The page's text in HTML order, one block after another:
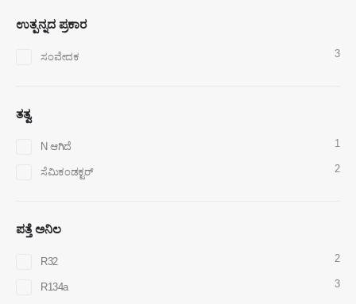
ಉತ್ಪನ್ನದ ಪ್ರಕಾರ
ಸಂವೇದಕ 3
ತತ್ವ
N ಆಗಿದೆ 1
ಸೆಮಿಕಂಡಕ್ಟರ್ 2
ಪತ್ತೆ ಅನಿಲ
R32 2
R134a 3
ಇಮೇಲ್ ಕಳುಹಿಸು
ವಾಟ್ಸಾಪ್ : +8618595618735
: 18569903598